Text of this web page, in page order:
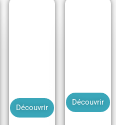
Découvrir
Découvrir